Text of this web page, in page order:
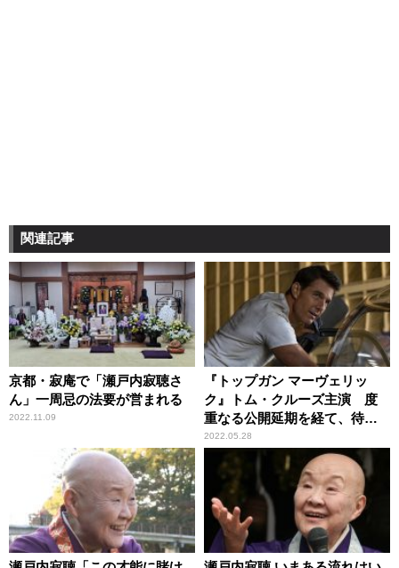
関連記事
京都・寂庵で「瀬戸内寂聴さ
ん」一周忌の法要が営まれる
2022.11.09
『トップガン マーヴェリッ
ク』トム・クルーズ主演 度
重なる公開延期を経て、待望
のスクリーンへ
2022.05.28